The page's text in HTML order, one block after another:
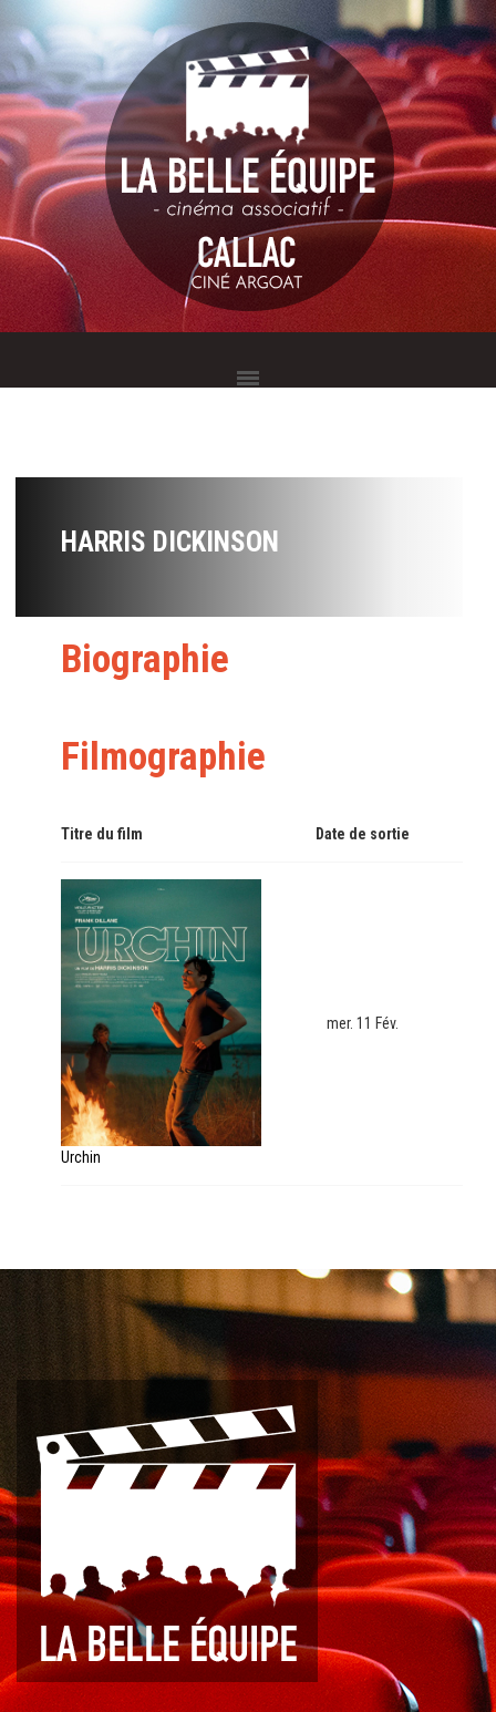
HARRIS DICKINSON
Biographie
Filmographie
Titre du film Date de sortie
Urchin
mer. 11 Fév.